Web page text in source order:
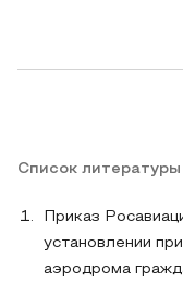
Список литературы
Приказ
установлении
аэродрома